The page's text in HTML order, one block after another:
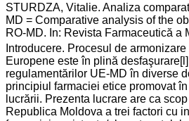
STURDZA, Vitalie. Analiza
MD = Comparative analysis of the
RO-MD. In: Revista Farmaceutică a
Introducere. Procesul de
Europene este în plină
regulamentărilor UE-MD în diverse
principiul farmaciei etice promovat
lucrării. Prezenta lucrare are ca
Republica Moldova a trei factori cu